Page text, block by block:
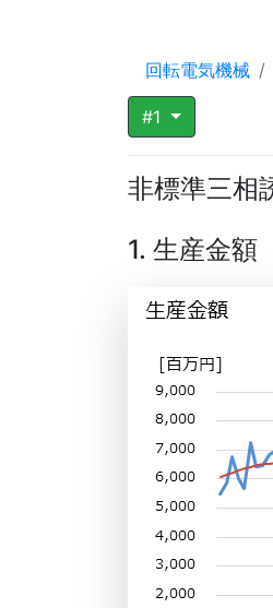
回転電気機械
#1
非標準三相
1. 生産金額